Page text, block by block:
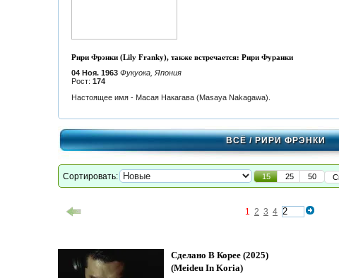
Рири Фрэнки (Lily Franky), также встречается: Рири Фуранки
04 Ноя. 1963 Фукуока, Япония
Рост: 174
Настоящее имя - Масая Накагава (Masaya Nakagawa).
ВСЁ/ РИРИ ФРЭНКИ
Сортировать: 15 25 50
1 2 3 4
Сделано В Корее (2025)
(Meideu In Koria)